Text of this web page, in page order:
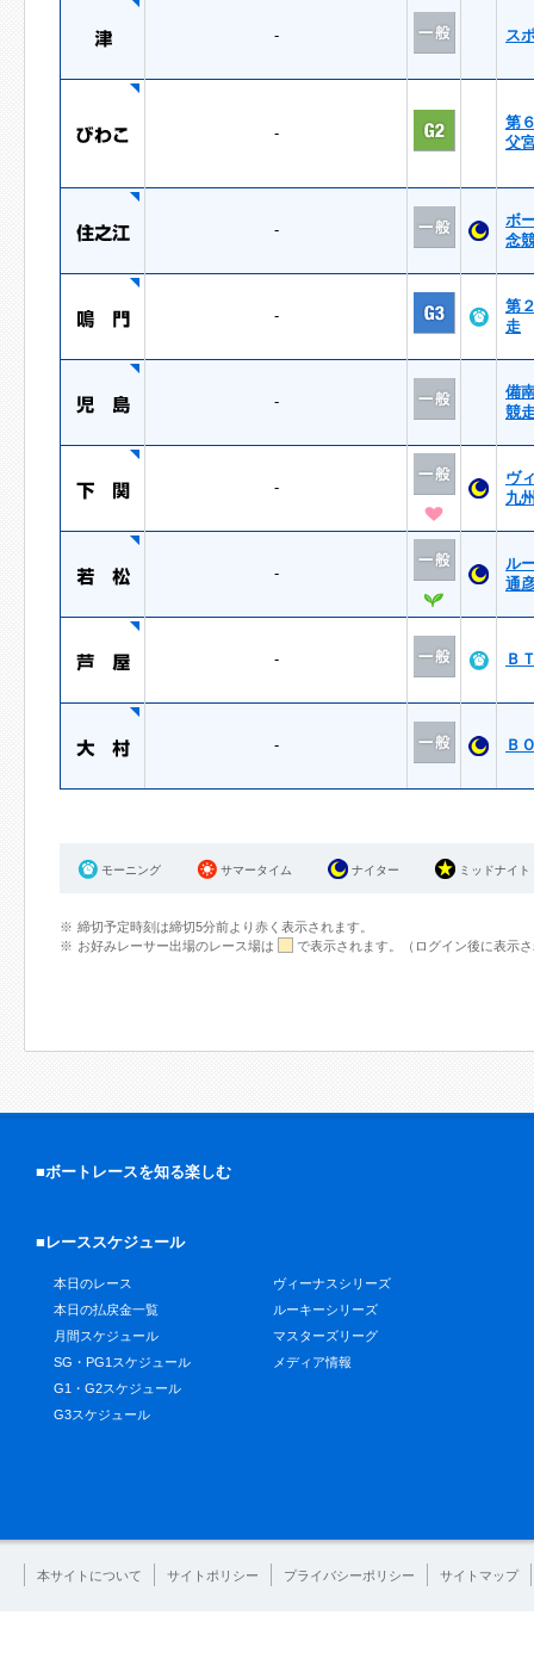
- ス
-
第
父
-
ボ
念
-
第
走
-
備
競
-
ヴ
九
-
ル
通
- Ｂ
- Ｂ
モーニング サマータイム ナイター ミッドナイト
締切予定時刻は締切5分前より赤く表示されます。
お好みレーサー出場のレース場は
で表示されます。（ログイン後に表示
■ボートレースを知る楽しむ
■レーススケジュール
本日のレース
本日の払戻金一覧
月間スケジュール
SG・PG1スケジュール
G1・G2スケジュール
G3スケジュール
ヴィーナスシリーズ
ルーキーシリーズ
マスターズリーグ
メディア情報
本サイトについて サイトポリシー プライバシーポリシー サイトマップ